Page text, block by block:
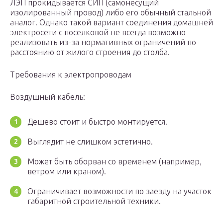
ЛЭП прокидывается СИП (самонесущий
изолированный провод) либо его обычный стальной
аналог. Однако такой вариант соединения домашней
электросети с поселковой не всегда возможно
реализовать из-за нормативных ограничений по
расстоянию от жилого строения до столба.
Требования к электропроводам
Воздушный кабель:
Дешево стоит и быстро монтируется.
Выглядит не слишком эстетично.
Может быть оборван со временем (например,
ветром или краном).
Ограничивает возможности по заезду на участок
габаритной строительной техники.